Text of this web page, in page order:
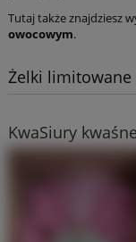
Tutaj także znajdziesz
owocowym.
Żelki limitowane
KwaSiury